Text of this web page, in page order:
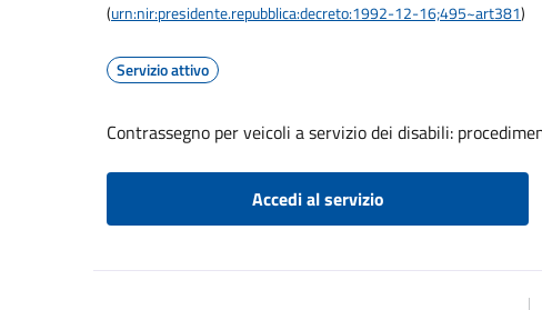
(urn:nir:presidente.repubblica:decreto:1992-12-16;495~art381)
Servizio attivo
Contrassegno per veicoli a servizio dei disabili:
Accedi al servizio